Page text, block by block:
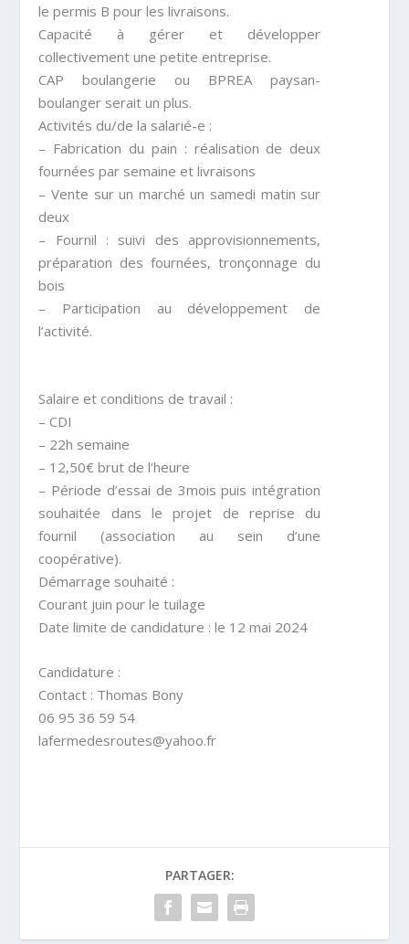
le permis B pour les livraisons.
Capacité à gérer et développer
collectivement une petite entreprise.
CAP boulangerie ou BPREA paysan-
boulanger serait unplus.
Activités du/de la salarié-e :
– Fabrication du pain : réalisation de deux
fournées par semaine et livraisons
– Vente sur un marché un samedi matin sur
deux
–
Fournil : suivi des approvisionnements,
préparation des fournées, tronçonnage du
bois
–
Participation au développement de
l’activité.
Salaire et conditions de travail :
– CDI
– 22h semaine
– 12,50€ brut de l’heure
– Période d’essai de 3mois puis intégration
souhaitée dans le projet de reprise du
fournil (association au sein d’une
coopérative).
Démarrage souhaité :
Courant juin pour le tuilage
Date limite de candidature : le 12 mai 2024
Candidature :
Contact : Thomas Bony
06 95 36 59 54
lafermedesroutes@yahoo.fr
PARTAGER: